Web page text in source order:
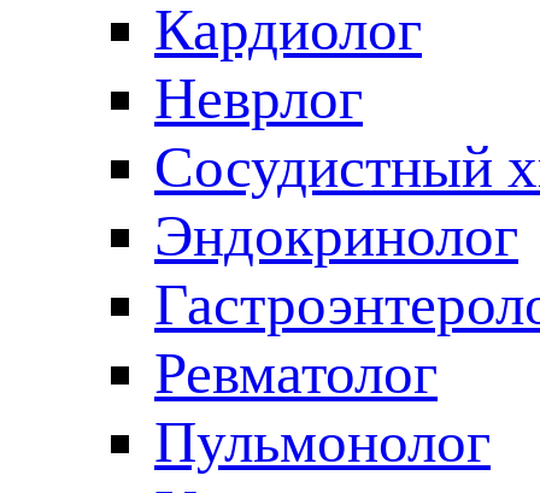
Кардиолог
Неврлог
Сосудистный
Эндокринолог
Ревматолог
Пульмонолог